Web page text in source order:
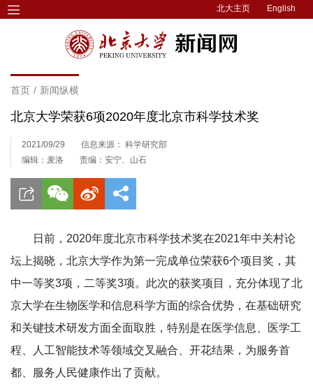
北大主页 English
首页 / 新闻纵横
北京大学荣获6项2020年度北京市科学技术奖
2021/09/29
信息来源： 科学研究部
编辑：麦洛
责编：安宁、山石
日前，2020年度北京市科学技术奖在2021年中关村论
坛上揭晓，北京大学作为第一完成单位荣获6个项目奖，其
中一等奖3项，二等奖3项。此次的获奖项目，充分体现了北
京大学在生物医学和信息科学方面的综合优势，在基础研究
和关键技术研发方面全面取胜，特别是在医学信息、医学工
程、人工智能技术等领域交叉融合、开花结果，为服务首
都、服务人民健康作出了贡献。